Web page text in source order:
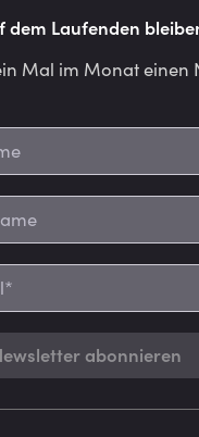
dem Laufenden
Mal im Monat einen
abonnieren